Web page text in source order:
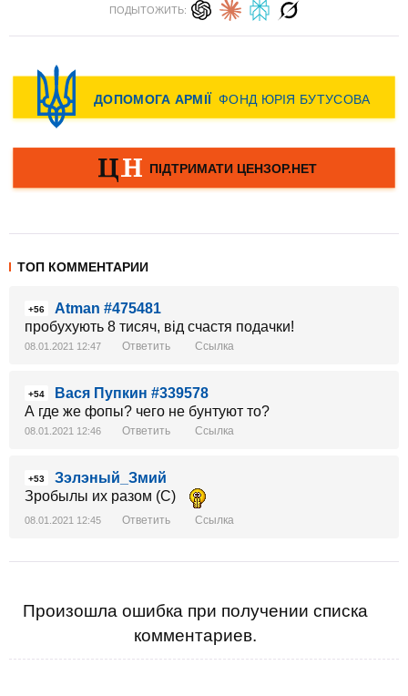
ПОДЫТОЖИТЬ:
ТОП КОММЕНТАРИИ
+56
Atman #475481
пробухують 8 тисяч, від счастя подачки!
08.01.2021 12:47 Ответить Ссылка
+54
Вася Пупкин #339578
А где же фопы? чего не бунтуют то?
08.01.2021 12:46 Ответить Ссылка
+53
Зэлэный_Змий
Зробылы их разом (С)
08.01.2021 12:45 Ответить Ссылка
Произошла ошибка при получении списка
комментариев.